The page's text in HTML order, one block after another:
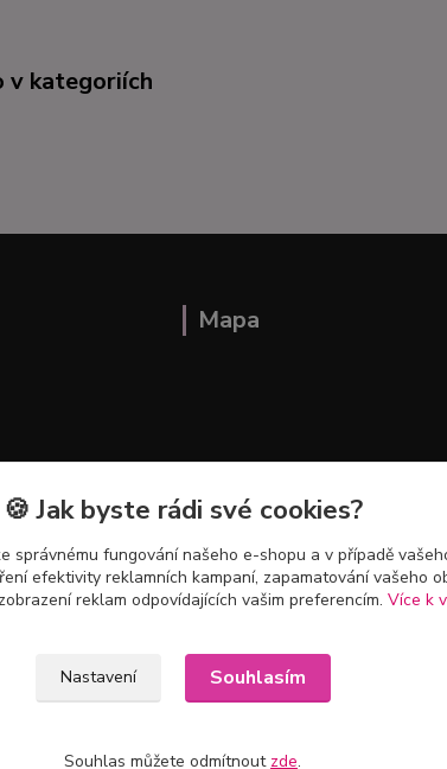
v kategoriích
Mapa
🍪 Jak byste rádi své cookies?
správnému fungování našeho e-shopu a v případě
efektivity reklamních kampaní, zapamatování vašeho
reklam odpovídajících vašim preferencím. Více k
Nastavení Souhlasím
Souhlas můžete odmítnout zde.